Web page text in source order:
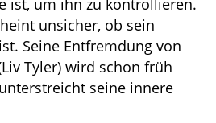
ist, um ihn zu kontrollieren.
unsicher, ob sein
Seine Entfremdung von
Tyler) wird schon früh
seine innere